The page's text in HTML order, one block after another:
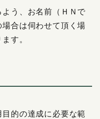
う、お名前（ＨＮで
合は伺わせて頂く場
す。
的の達成に必要な範